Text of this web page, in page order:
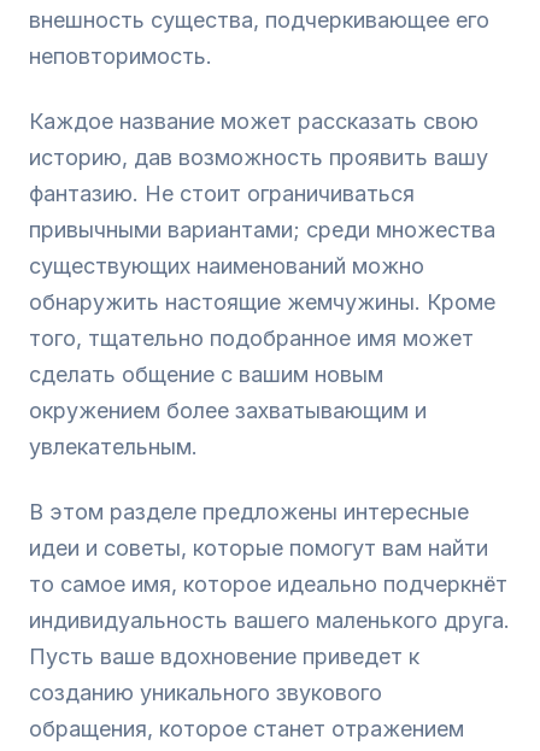
внешность существа, подчеркивающее его
неповторимость.
Каждое название может рассказать свою
историю, дав возможность проявить вашу
фантазию. Не стоит ограничиваться
привычными вариантами; среди множества
существующих наименований можно
обнаружить настоящие жемчужины. Кроме
того, тщательно подобранное имя может
сделать общение с вашим новым
окружением более захватывающим и
увлекательным.
В этом разделе предложены интересные
идеи и советы, которые помогут вам найти
то самое имя, которое идеально подчеркнёт
индивидуальность вашего маленького друга.
Пусть ваше вдохновение приведет к
созданию уникального звукового
обращения, которое станет отражением